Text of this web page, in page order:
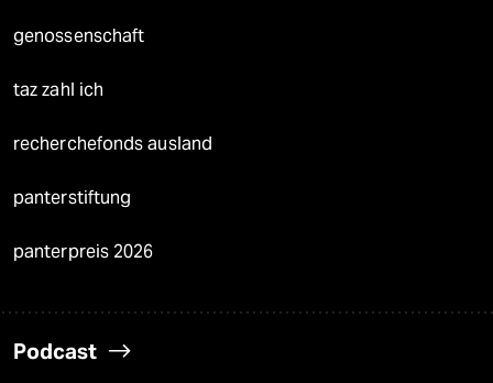
genossenschaft
taz zahl ich
recherchefonds ausland
panterstiftung
panterpreis 2026
Podcast